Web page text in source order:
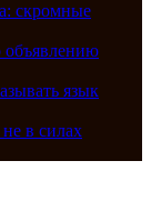
скромные
объявлению
язык
в силах